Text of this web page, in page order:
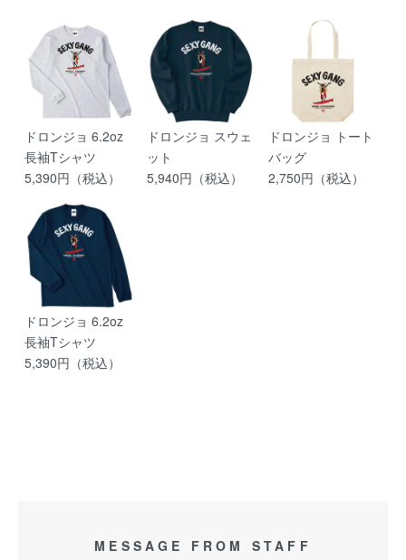
ドロンジョ 6.2oz
長袖Tシャツ
5,390円（税込）
ドロンジョ スウェ
ット
5,940円（税込）
ドロンジョ トート
バッグ
2,750円（税込）
ドロンジョ 6.2oz
長袖Tシャツ
5,390円（税込）
MESSAGE FROM STAFF